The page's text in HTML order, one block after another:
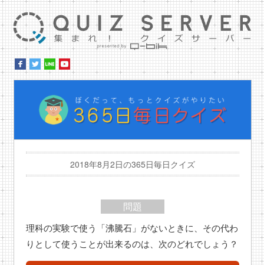
2018年8月2日の365日毎日クイズ
問題
理科の実験で使う「沸騰石」がないときに、その代わ
りとして使うことが出来るのは、次のどれでしょう？